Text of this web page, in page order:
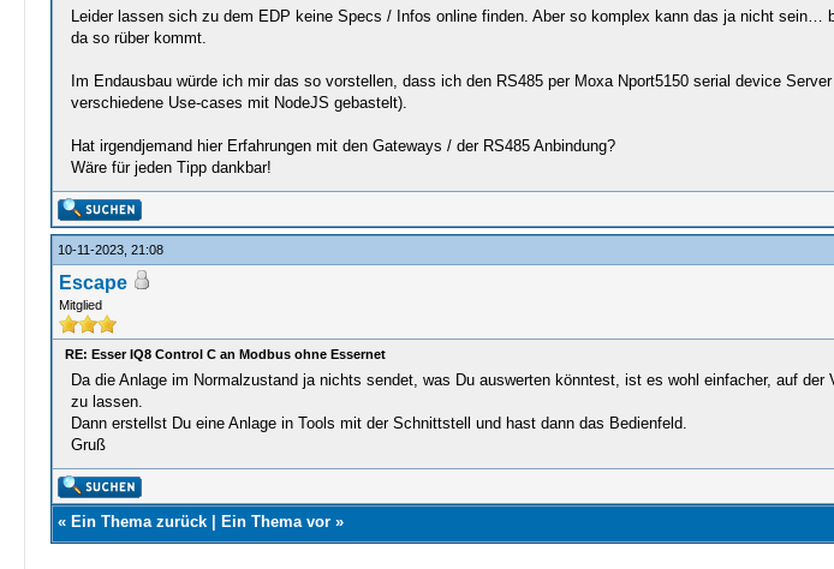
Leider lassen sich zu dem EDP keine Specs / Infos online finden. Aber so komplex kann das ja nicht
da so rüber kommt.
Im Endausbau würde ich mir das so vorstellen, dass ich den RS485 per Moxa Nport5150 serial device
verschiedene Use-cases mit NodeJS gebastelt).
Hat irgendjemand hier Erfahrungen mit den Gateways / der RS485 Anbindung?
Wäre für jeden Tipp dankbar!
10-11-2023, 21:08
Escape
Mitglied
RE: Esser IQ8 Control C an Modbus ohne Essernet
Da die Anlage im Normalzustand ja nichts sendet, was Du auswerten könntest, ist es wohl einfacher, auf
zu lassen.
Dann erstellst Du eine Anlage in Tools mit der Schnittstell und hast dann das Bedienfeld.
Gruß
« Ein Thema zurück| Ein Thema vor»